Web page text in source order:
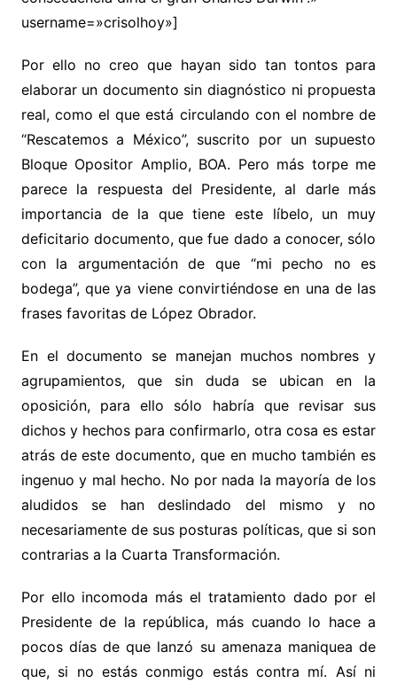
username=»crisolhoy»]
Por ello no creo que hayan sido tan tontos para
elaborar un documento sin diagnóstico ni propuesta
real, como el que está circulando con el nombre de
“Rescatemos a México”, suscrito por un supuesto
Bloque Opositor Amplio, BOA. Pero más torpe me
parece la respuesta del Presidente, al darle más
importancia de la que tiene este líbelo, un muy
deficitario documento, que fue dado a conocer, sólo
con la argumentación de que “mi pecho no es
bodega”, que ya viene convirtiéndose en una de las
frases favoritas de López Obrador.
En el documento se manejan muchos nombres y
agrupamientos, que sin duda se ubican en la
oposición, para ello sólo habría que revisar sus
dichos y hechos para confirmarlo, otra cosa es estar
atrás de este documento, que en mucho también es
ingenuo y mal hecho. No por nada la mayoría de los
aludidos se han deslindado del mismo y no
necesariamente de sus posturas políticas, que si son
contrarias a la Cuarta Transformación.
Por ello incomoda más el tratamiento dado por el
Presidente de la república, más cuando lo hace a
pocos días de que lanzó su amenaza maniquea de
que, si no estás conmigo estás contra mí. Así ni